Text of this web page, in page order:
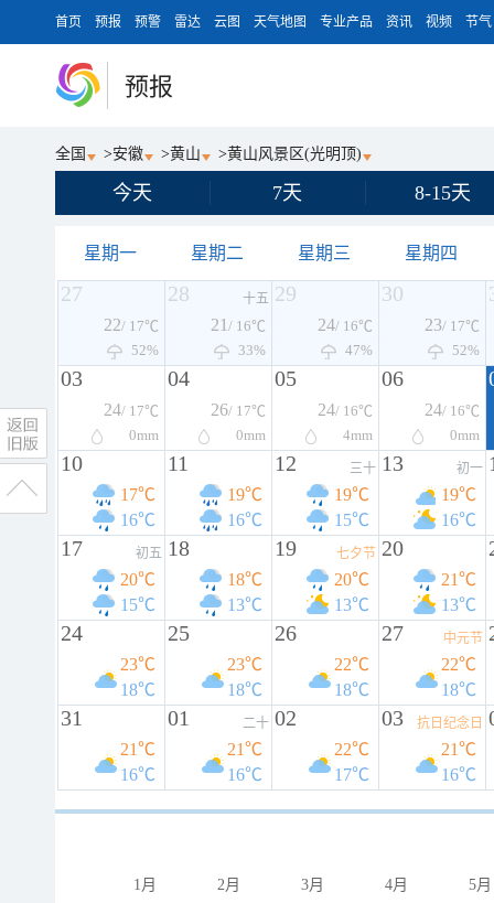
首页 预报 预警 雷达 云图 天气地图 专业产品 资讯 视频 节气
预报
全国 >安徽 >黄山 >黄山风景区(光明顶)
今天 7天 8-15天
星期一 星期二 星期三 星期四
27
22/ 17℃
52%
28 十五
21 / 16℃
33%
29
24/ 16℃
47%
30
23/ 17℃
52%
03
24/ 17℃
0mm
04
26/ 17℃
0mm
05
24/ 16℃
4mm
06
24/ 16℃
0mm
10
17℃
16℃
11
19℃
16℃
12 三十
19℃
15℃
13 初一
19℃
16℃
17 初五
20℃
15℃
18
18℃
13℃
19 七夕节
20℃
13℃
20
21℃
13℃
24
23℃
18℃
25
23℃
18℃
26
22℃
18℃
27 中元节
22℃
18℃
31
21℃
16℃
01 二十
21℃
16℃
02
22℃
17℃
03 抗日纪念日
21℃
16℃
1月 2月 3月 4月 5月